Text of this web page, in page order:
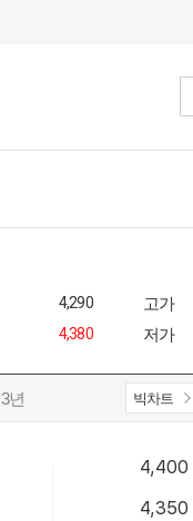
4,290 고가
4,380 저가
3년 빅차트